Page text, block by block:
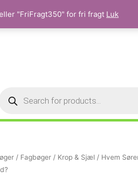
"FriFragt350" for fri fragt Luk
/ Fagbøger / Krop & Sjæl / Hvem